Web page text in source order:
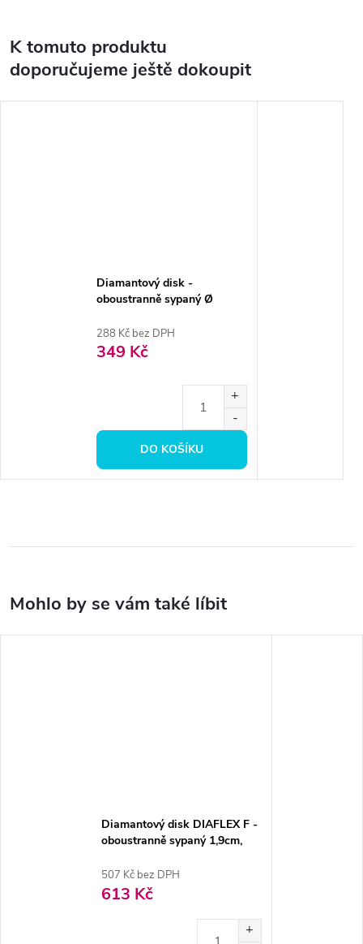
K tomuto produktu
doporučujeme ještě dokoupit
Diamantový disk -
oboustranně sypaný Ø
288 Kč bez DPH
349 Kč
DO KOŠÍKU
Diamantový disk DIAFLEX F -
oboustranně sypaný 1,9cm,
507 Kč bez DPH
613 Kč